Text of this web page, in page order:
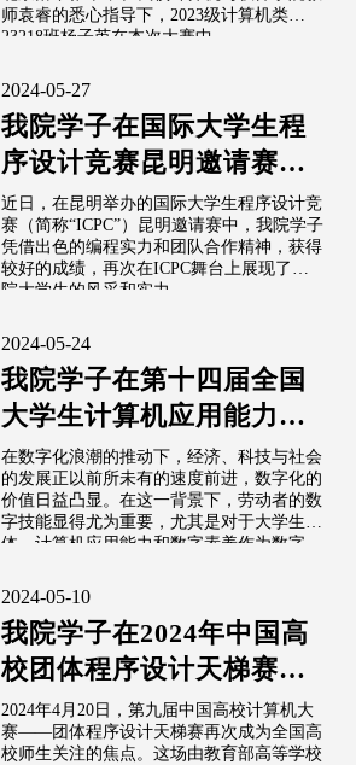
师袁睿的悉心指导下，2023级计算机类
23218班杨子芮在本次大赛中...
2024-05-27
我院学子在国际大学生程
序设计竞赛昆明邀请赛中
获得佳绩
近日，在昆明举办的国际大学生程序设计竞
赛（简称“ICPC”）昆明邀请赛中，我院学子
凭借出色的编程实力和团队合作精神，获得
较好的成绩，再次在ICPC舞台上展现了我
院大学生的风采和实力。
2024-05-24
我院学子在第十四届全国
大学生计算机应用能力与
数字素养大赛中荣获佳绩
在数字化浪潮的推动下，经济、科技与社会
的发展正以前所未有的速度前进，数字化的
价值日益凸显。在这一背景下，劳动者的数
字技能显得尤为重要，尤其是对于大学生群
体。计算机应用能力和数字素养作为数字
2024-05-10
我院学子在2024年中国高
校团体程序设计天梯赛获
奖
2024年4月20日，第九届中国高校计算机大
赛——团体程序设计天梯赛再次成为全国高
校师生关注的焦点。这场由教育部高等学校